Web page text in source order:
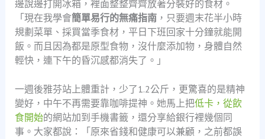
邊說邊打開冰箱，裡面整整齊齊放著分裝好的食材。
「現在我學會簡單易行的無痛指南，只要週末花半小時
規劃菜單、採買當季食材，平日下班回家十分鐘就能開
飯。而且因為都是原型食物，沒什麼添加物，身體自然
輕快，連下午的昏沉感都消失了。」
一週後雅芬站上體重計，少了1.2公斤，更驚喜的是精神
變好，中午不再需要靠咖啡提神。她馬上把低卡，從飲
食開始的網站加到手機書籤，還分享給銀行裡幾個同
事。大家都說：「原來省錢和健康可以兼顧，之前都誤